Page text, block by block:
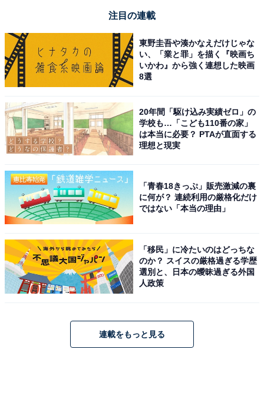
1位は、2023年に放送した『トリリオンゲーム』（TBS
系）で演じた「平学・ガク」です。人気漫画が原作のド
ラマで、Snow Manの目黒蓮さんが主演を務めました。
佐野さんが演じたガクは、人とのコミュニケーションが
苦手な気弱なパソコンオタク。天才的なITスキルを誇
り、同級生の主人公・ハルとともに1兆ドルを稼ぐ夢に
挑戦するキャラクターです。同作は劇場版も制作される
など人気が高く、シリーズを通じて成長していくガク
を、佐野さんが繊細に演じました。
ャな感じもおもしろかったです」（30代女性／埼玉
県）、「目黒蓮とのコンビがピッタリだったから」（30
注目の連載
東野圭吾や湊かなえだけじゃな
い、「業と罪」を描く『映画ち
いかわ』から強く連想した映画
8選
20年間「駆け込み実績ゼロ」の
学校も…「こども110番の家」
は本当に必要？ PTAが直面する
理想と現実
「青春18きっぷ」販売激減の裏
に何が？ 連続利用の厳格化だけ
ではない「本当の理由」
「移民」に冷たいのはどっちな
のか？ スイスの厳格過ぎる学歴
選別と、日本の曖昧過ぎる外国
人政策
連載をもっと見る